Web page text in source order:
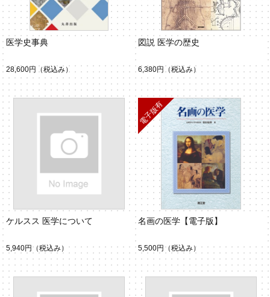
医学史事典
28,600円 （税込み）
図説 医学の歴史
6,380円 （税込み）
ケルスス 医学について
5,940円 （税込み）
名画の医学【電子版】
5,500円 （税込み）